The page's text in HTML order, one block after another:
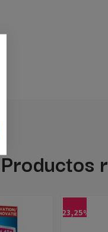
Productos
-23,25%